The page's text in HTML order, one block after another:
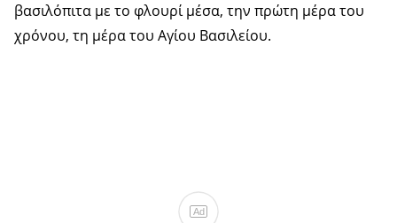
βασιλόπιτα με το φλουρί μέσα, την πρώτη μέρα του
χρόνου, τη μέρα του Αγίου Βασιλείου.
Ad